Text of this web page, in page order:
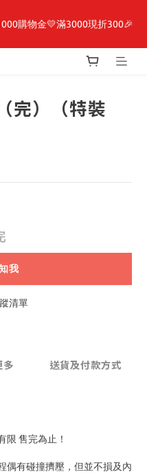
視角」 周邊商品
購物金💛滿3000現折300🎉
，偵探大人、約會大作戰、
視角」 周邊商品
完）（特裝
我
清單
多 送貨及付款方式
售完為止！
偶有碰撞擠壓，但並不損及內